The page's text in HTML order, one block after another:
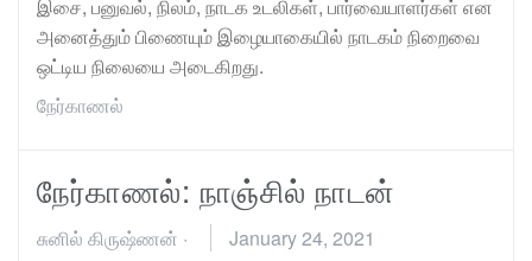
இசை, பனுவல், நிலம், நாடக உடலிகள், பார்வையாளர்கள் என
அனைத்தும் பிணையும் இழையாகையில் நாடகம் நிறைவை
ஒட்டிய நிலையை அடைகிறது.
நேர்காணல்
நேர்காணல்: நாஞ்சில் நாடன்
சுனில் கிருஷ்ணன் ·
January 24, 2021